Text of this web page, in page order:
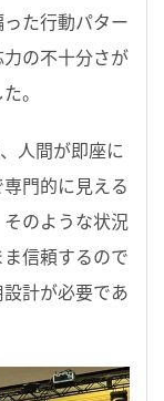
た行動パター
の不十分さが
。
人間が即座に
門的に見える
のような状況
信頼するので
計が必要であ